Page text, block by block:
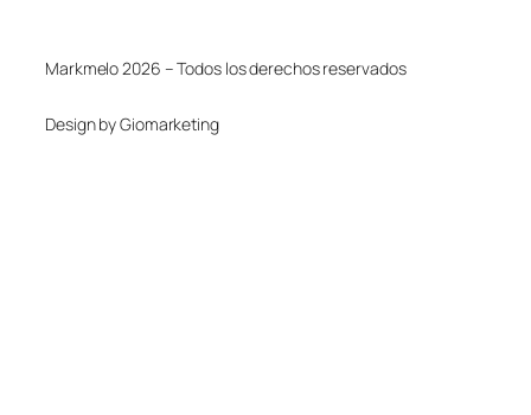
Markmelo 2026 – Todos los derechos reservados
Design by Giomarketing